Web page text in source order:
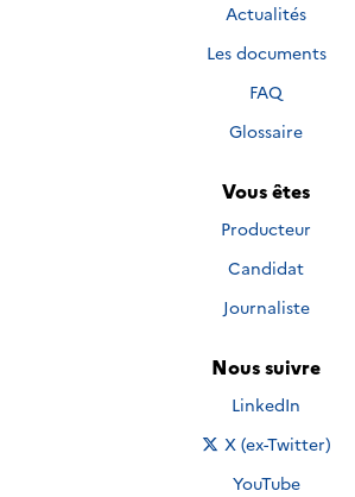
Actualités
Les documents
FAQ
Glossaire
Vous êtes
Producteur
Candidat
Journaliste
Nous suivre
Nous suivre sur
LinkedIn
Nous suivre sur
X (ex-Twitter)
Nous suivre sur
YouTube